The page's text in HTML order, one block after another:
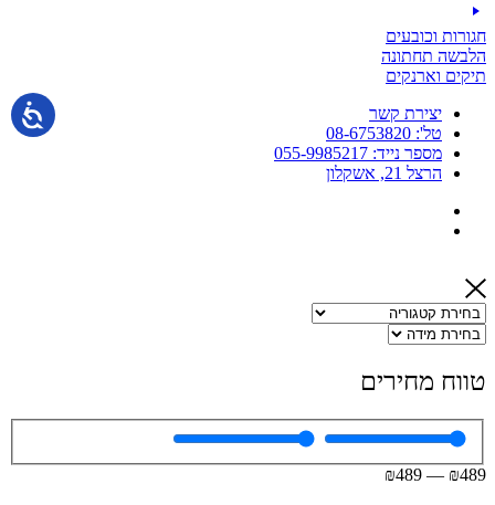
חגורות וכובעים
הלבשה תחתונה
תיקים וארנקים
יצירת קשר
טל': 08-6753820
מספר נייד: 055-9985217
הרצל 21, אשקלון
טווח מחירים
₪489
—
₪489